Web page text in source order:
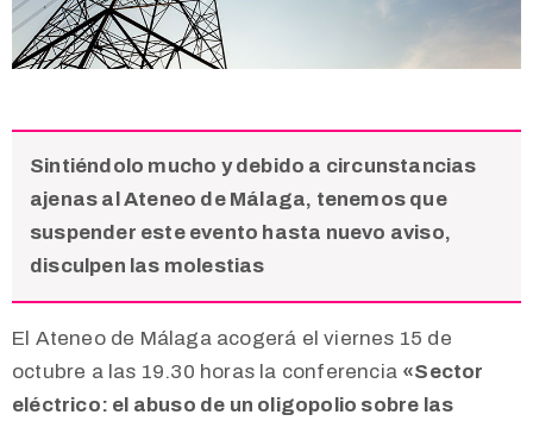
Sintiéndolo mucho y debido a circunstancias
ajenas al Ateneo de Málaga, tenemos que
suspender este evento hasta nuevo aviso,
disculpen las molestias
El Ateneo de Málaga acogerá el viernes 15 de
octubre a las 19.30 horas la conferencia «Sector
eléctrico: el abuso de un oligopolio sobre las